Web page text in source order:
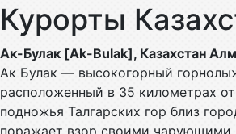
Курорты
Ак-Булак [Ak-Bulak], Казахстан
Ак Булак — высокогорный
расположенный в 35 километрах
подножья Талгарских гор близ
поражает взор своими чарующими